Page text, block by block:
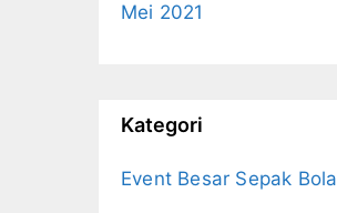
Mei 2021
Kategori
Event Besar Sepak Bola